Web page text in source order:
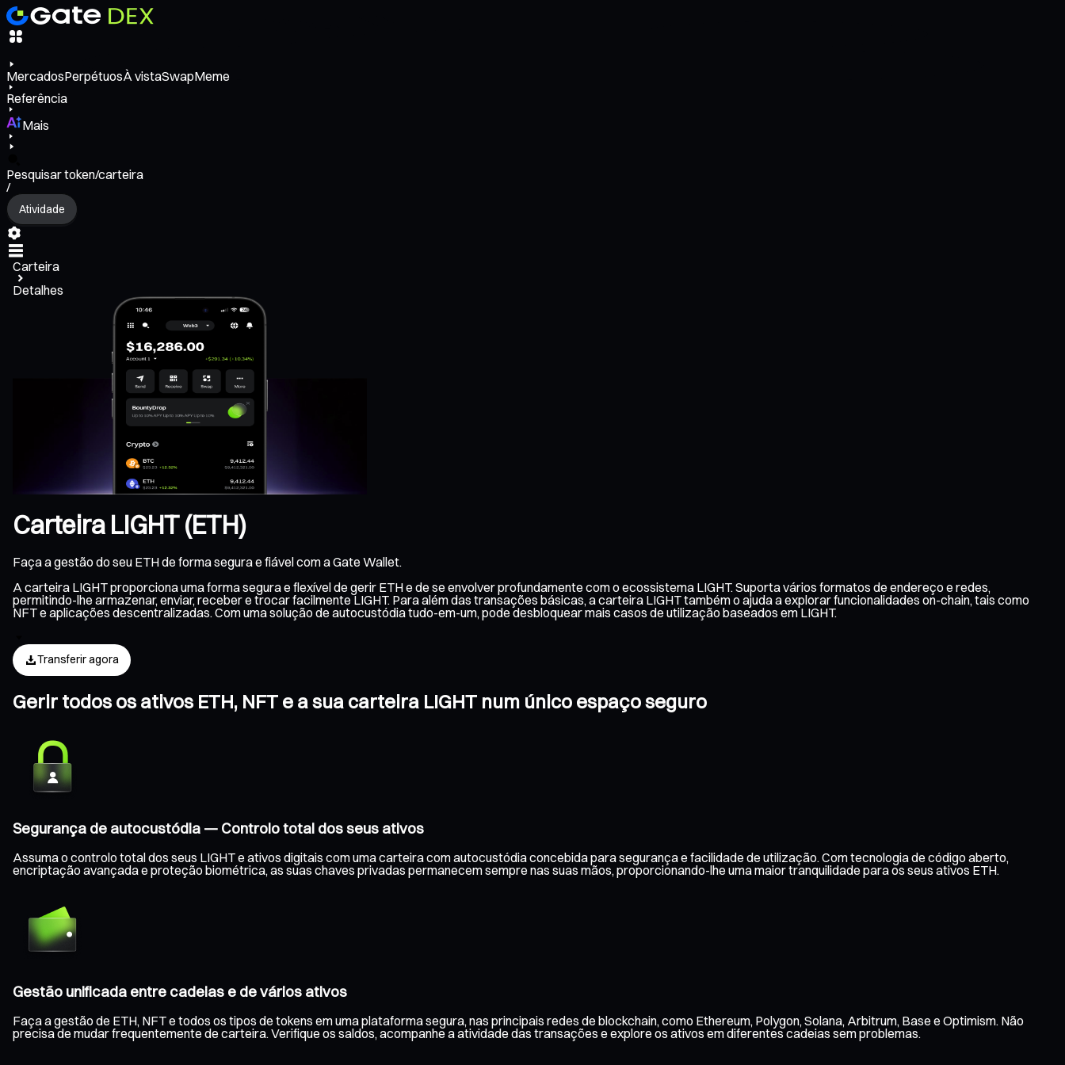
MercadosPerpétuosÀ vistaSwapMeme
Referência
Mais
Pesquisar token/carteira
/
Atividade
Carteira
Detalhes
Carteira LIGHT (ETH)
Faça a gestão do seu ETH de forma segura e fiável com a Gate Wallet.
A carteira LIGHT proporciona uma forma segura e flexível de gerir ETH e de se envolver profundamente com o ecossistema LIGHT. Suporta vários formatos de endereço e redes,
permitindo-lhe armazenar, enviar, receber e trocar facilmente LIGHT. Para além das transações básicas, a carteira LIGHT também o ajuda a explorar funcionalidades on-chain, tais como
NFT e aplicações descentralizadas. Com uma solução de autocustódia tudo-em-um, pode desbloquear mais casos de utilização baseados em LIGHT.
Transferir agora
Gerir todos os ativos ETH, NFT e a sua carteira LIGHT num único espaço seguro
Segurança de autocustódia — Controlo total dos seus ativos
Assuma o controlo total dos seus LIGHT e ativos digitais com uma carteira com autocustódia concebida para segurança e facilidade de utilização. Com tecnologia de código aberto,
encriptação avançada e proteção biométrica, as suas chaves privadas permanecem sempre nas suas mãos, proporcionando-lhe uma maior tranquilidade para os seus ativos ETH.
Gestão unificada entre cadeias e de vários ativos
Faça a gestão de ETH, NFT e todos os tipos de tokens em uma plataforma segura, nas principais redes de blockchain, como Ethereum, Polygon, Solana, Arbitrum, Base e Optimism. Não
precisa de mudar frequentemente de carteira. Verifique os saldos, acompanhe a atividade das transações e explore os ativos em diferentes cadeias sem problemas.